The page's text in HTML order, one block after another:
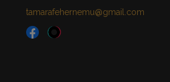
tamarafehernemu@gmail.com